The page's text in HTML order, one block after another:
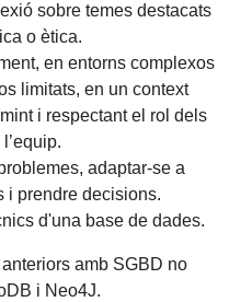
sobre temes destacats
o ètica.
en entorns complexos
limitats, en un context
i respectant el rol dels
adaptar-se a
i prendre decisions.
d'una base de dades.
amb SGBD no
i Neo4J.